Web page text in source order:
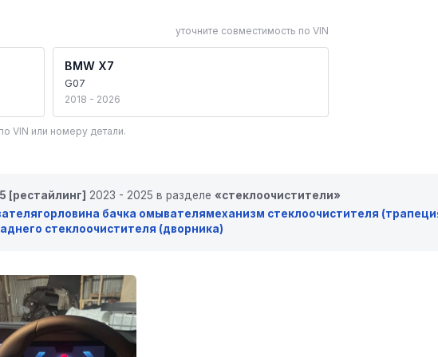
уточните совместимость по VIN
BMW X7
G07
2018 - 2026
VIN или номеру детали.
[рестайлинг] 2023 - 2025 в разделе «стеклоочистители»
горловина бачка омывателямеханизм стеклоочистителя
стеклоочистителя (дворника)